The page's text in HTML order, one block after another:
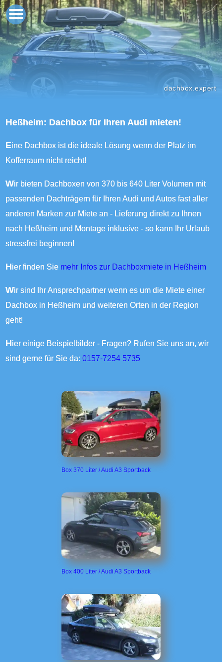
dachbox.expert
Heßheim: Dachbox für Ihren Audi mieten!
Eine Dachbox ist die ideale Lösung wenn der Platz im
Kofferraum nicht reicht!
Wir bieten Dachboxen von 370 bis 640 Liter Volumen mit
passenden Dachträgern für Ihren Audi und Autos fast aller
anderen Marken zur Miete an - Lieferung direkt zu Ihnen
nach Heßheim und Montage inklusive - so kann Ihr Urlaub
stressfrei beginnen!
Hier finden Sie mehr Infos zur Dachboxmiete in Heßheim
Wir sind Ihr Ansprechpartner wenn es um die Miete einer
Dachbox in Heßheim und weiteren Orten in der Region
geht!
Hier einige Beispielbilder - Fragen? Rufen Sie uns an, wir
sind gerne für Sie da:0157-7254 5735
Box 370 Liter / Audi A3 Sportback
Box 400 Liter / Audi A3 Sportback